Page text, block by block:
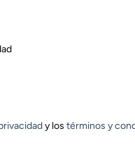
y los términos y